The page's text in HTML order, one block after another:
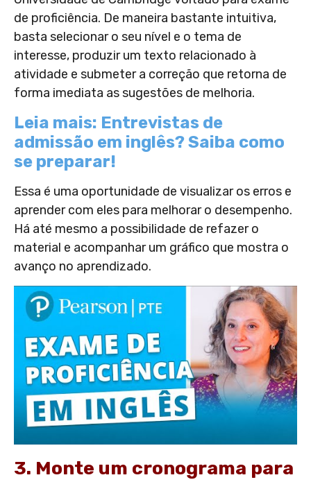
de proficiência. De maneira bastante intuitiva,
basta selecionar o seu nível e o tema de
interesse, produzir um texto relacionado à
atividade e submeter a correção que retorna de
forma imediata as sugestões de melhoria.
Leia mais: Entrevistas de
admissão em inglês? Saiba como
se preparar!
Essa é uma oportunidade de visualizar os erros e
aprender com eles para melhorar o desempenho.
Há até mesmo a possibilidade de refazer o
material e acompanhar um gráfico que mostra o
avanço no aprendizado.
3. Monte um cronograma para